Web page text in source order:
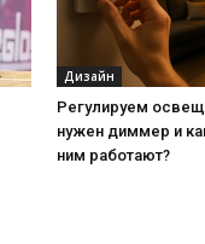
Дизайн
Регулируем
нужен диммер и
ним работают?